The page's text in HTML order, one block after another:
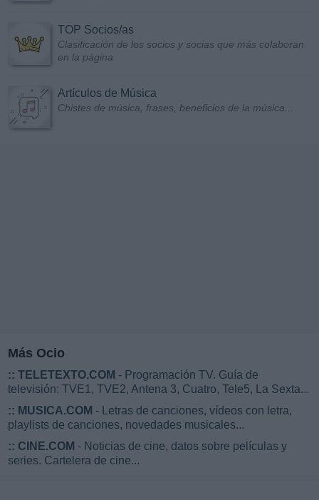
TOP Socios/as
Clasificación de los socios y socias que más colaboran
en la página
Artículos de Música
Chistes de música, frases, beneficios de la música...
Más Ocio
:: TELETEXTO.COM - Programación TV. Guía de
televisión: TVE1, TVE2, Antena 3, Cuatro, Tele5, La Sexta...
:: MUSICA.COM - Letras de canciones, vídeos con letra,
playlists de canciones, novedades musicales...
:: CINE.COM - Noticias de cine, datos sobre películas y
series. Cartelera de cine...